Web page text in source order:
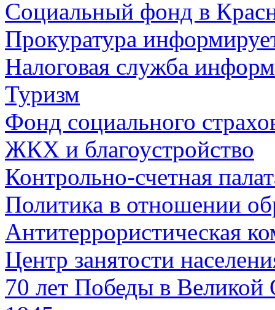
Социальный фонд в
Прокуратура
Налоговая служба
Туризм
Фонд социального
ЖКХ и благоустройство
Контрольно-счетная
Политика в отношении
Антитеррористическая
Центр занятости
70 лет Победы в Великой